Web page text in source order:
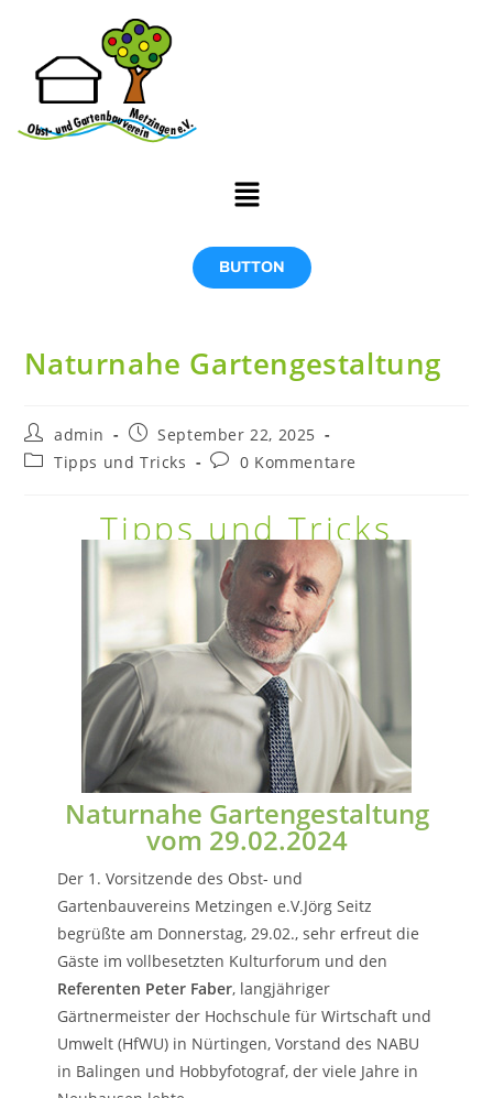
BUTTON
Naturnahe Gartengestaltung
admin
September 22, 2025
Tipps und Tricks
0 Kommentare
Tipps und Tricks
Naturnahe Gartengestaltung
vom 29.02.2024
Der 1. Vorsitzende des Obst- und
Gartenbauvereins Metzingen e.V.Jörg Seitz
begrüßte am Donnerstag, 29.02., sehr erfreut die
Gäste im vollbesetzten Kulturforum und den
Referenten Peter Faber, langjähriger
Gärtnermeister der Hochschule für Wirtschaft und
Umwelt (HfWU) in Nürtingen, Vorstand des NABU
in Balingen und Hobbyfotograf, der viele Jahre in